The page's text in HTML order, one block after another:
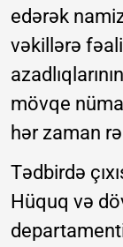
edərək
vəkillərə
mövqe
hər zaman
Tədbirdə
Hüquq və